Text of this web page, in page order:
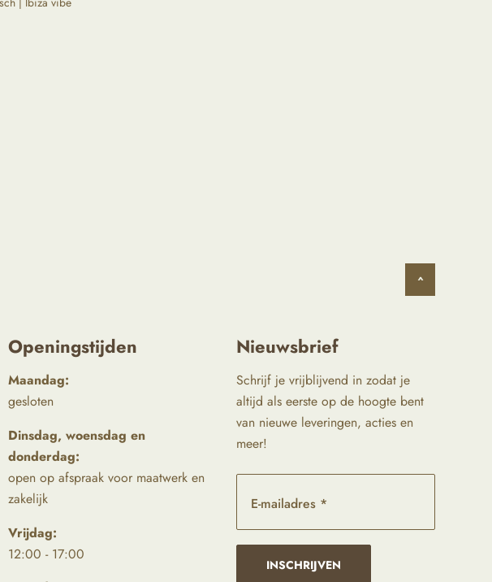
^
Openingstijden
Maandag:
gesloten
Dinsdag, woensdag en
donderdag:
open op afspraak voor maatwerk en
zakelijk
Vrijdag:
12:00 - 17:00
Nieuwsbrief
Schrijf je vrijblijvend in zodat je
altijd als eerste op de hoogte bent
van nieuwe leveringen, acties en
meer!
E-mailadres *
INSCHRIJVEN